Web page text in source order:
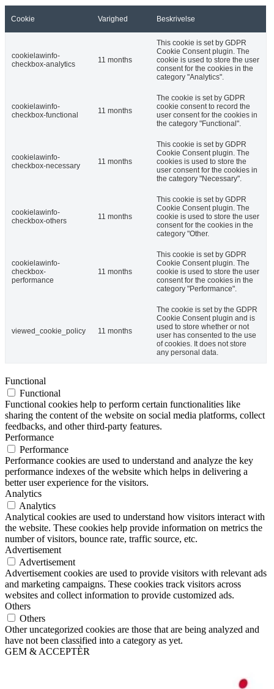
Cookie Varighed Beskrivelse
cookielawinfo-
checkbox-analytics
11 months
This cookie is set by GDPR
Cookie Consent plugin. The
cookie is used to store the user
consent for the cookies in the
category "Analytics".
cookielawinfo-
checkbox-functional
11 months
The cookie is set by GDPR
cookie consent to record the
user consent for the cookies in
the category "Functional".
cookielawinfo-
checkbox-necessary
11 months
This cookie is set by GDPR
Cookie Consent plugin. The
cookies is used to store the
user consent for the cookies in
the category "Necessary".
cookielawinfo-
checkbox-others
11 months
This cookie is set by GDPR
Cookie Consent plugin. The
cookie is used to store the user
consent for the cookies in the
category "Other.
cookielawinfo-
checkbox-
performance
11 months
This cookie is set by GDPR
Cookie Consent plugin. The
cookie is used to store the user
consent for the cookies in the
category "Performance".
viewed_cookie_policy 11 months
The cookie is set by the GDPR
Cookie Consent plugin and is
used to store whether or not
user has consented to the use
of cookies. It does not store
any personal data.
Functional
Functional
Functional cookies help to perform certain functionalities like
sharing the content of the website on social media platforms, collect
feedbacks, and other third-party features.
Performance
Performance
Performance cookies are used to understand and analyze the key
performance indexes of the website which helps in delivering a
better user experience for the visitors.
Analytics
Analytics
Analytical cookies are used to understand how visitors interact with
the website. These cookies help provide information on metrics the
number of visitors, bounce rate, traffic source, etc.
Advertisement
Advertisement
Advertisement cookies are used to provide visitors with relevant ads
and marketing campaigns. These cookies track visitors across
websites and collect information to provide customized ads.
Others
Others
Other uncategorized cookies are those that are being analyzed and
have not been classified into a category as yet.
GEM & ACCEPTÈR